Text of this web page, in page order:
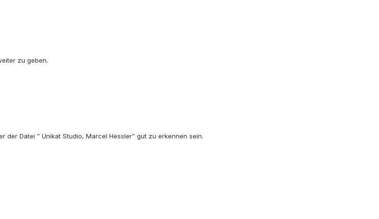
zu geben.
Datei ” Unikat Studio, Marcel Hessler” gut zu erkennen sein.